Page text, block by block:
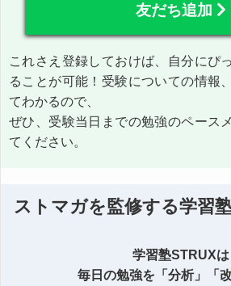
友だち追加
これさえ登録しておけば、自分にぴ
ることが可能！受験についての情報
てわかるので、
ぜひ、受験当日までの勉強のペース
てください。
ストマガを監修する学習
学習塾STRUXは
毎日の勉強を「分析」「改